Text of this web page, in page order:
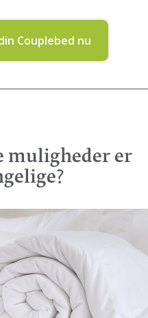
Couplebed nu
muligheder er